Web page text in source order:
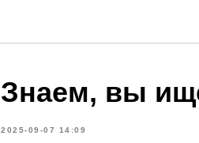
Знаем, вы
2025-09-07 14:09